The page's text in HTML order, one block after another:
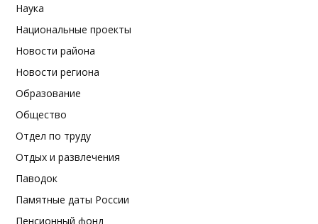
Наука
Национальные проекты
Новости района
Новости региона
Образование
Общество
Отдел по труду
Отдых и развлечения
Паводок
Памятные даты России
Пенсионный фонд